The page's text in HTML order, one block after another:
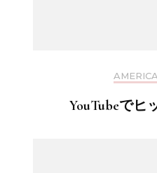
AMERICA
YouTubeでヒ